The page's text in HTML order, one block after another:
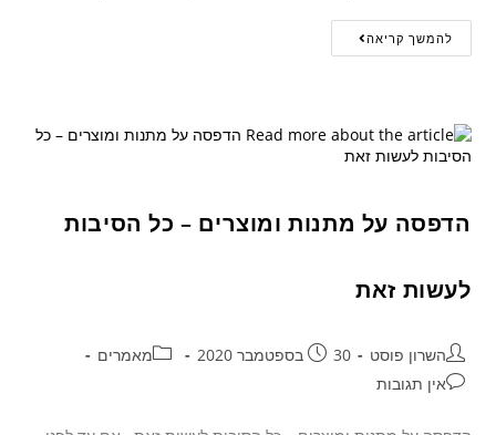
להמשך קריאה
הדפסה על מתנות ומוצרים – כל הסיבות
לעשות זאת
השרון פוסט 30 בספטמבר 2020
מאמרים
אין תגובות